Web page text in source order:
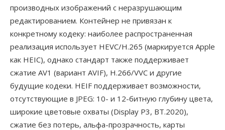
производных изображений с неразрушающим
редактированием. Контейнер не привязан к
конкретному кодеку: наиболее распространенная
реализация использует HEVC/H.265 (маркируется Apple
как HEIC), однако стандарт также поддерживает
сжатие AV1 (вариант AVIF), H.266/VVC и другие
будущие кодеки. HEIF поддерживает возможности,
отсутствующие в JPEG: 10- и 12-битную глубину цвета,
широкие цветовые охваты (Display P3, BT.2020),
сжатие без потерь, альфа-прозрачность, карты